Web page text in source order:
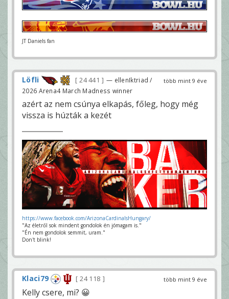
JT Daniels fan
több mint 9 éve
Löfli 24 441
— ellenIktriad /
2026 Arena4 March Madness winner
azért az nem csúnya elkapás, főleg, hogy még
vissza is húzták a kezét
https://www.facebook.com/ArizonaCardinalsHungary/
"Az életről sok mindent gondolok én jómagam is."
"Én nem gondolok semmit, uram."
Don't blink!
több mint 9 éve
Klaci79 24 118
Kelly csere, mi? 😀